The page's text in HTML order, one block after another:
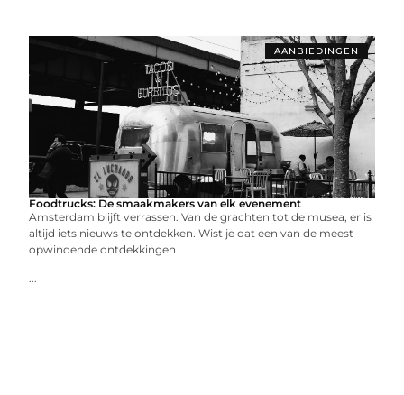
AANBIEDINGEN
Foodtrucks: De smaakmakers van elk evenement
Amsterdam blijft verrassen. Van de grachten tot de musea, er is
altijd iets nieuws te ontdekken. Wist je dat een van de meest
opwindende ontdekkingen
...